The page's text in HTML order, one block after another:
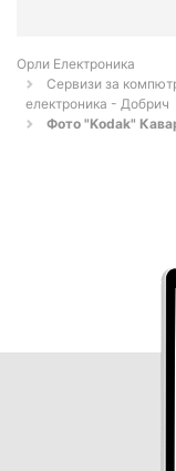
Орли Електроника
Сервизи за
електроника - Добрич
Фото "Kodak"